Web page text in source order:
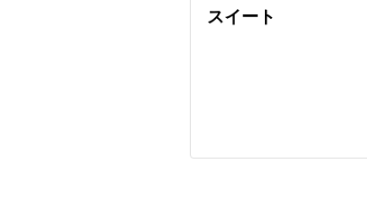
スイート